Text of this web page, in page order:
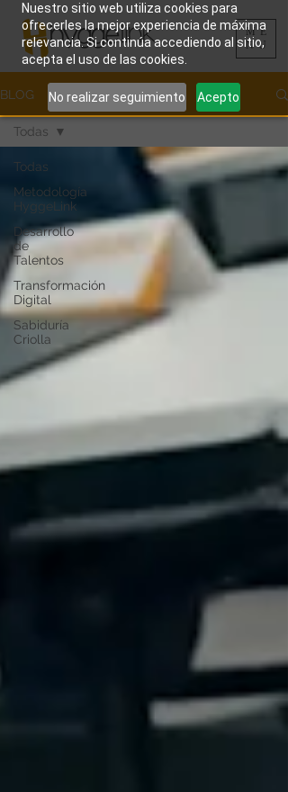
Nuestro sitio web utiliza cookies para
ofrecerles la mejor experiencia de máxima
relevancia. Si continúa accediendo al sitio,
acepta el uso de las cookies.
No realizar seguimiento Acepto
ME
NU
BLOG
Todas
Metodología
HyggeLink
Desarrollo
de
Talentos
Transformación
Digital
Sabiduría
Criolla
Todas